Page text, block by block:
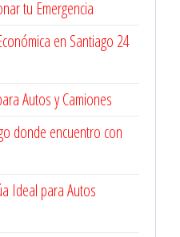
tu Emergencia
en Santiago 24
Autos y Camiones
donde encuentro con
Ideal para Autos